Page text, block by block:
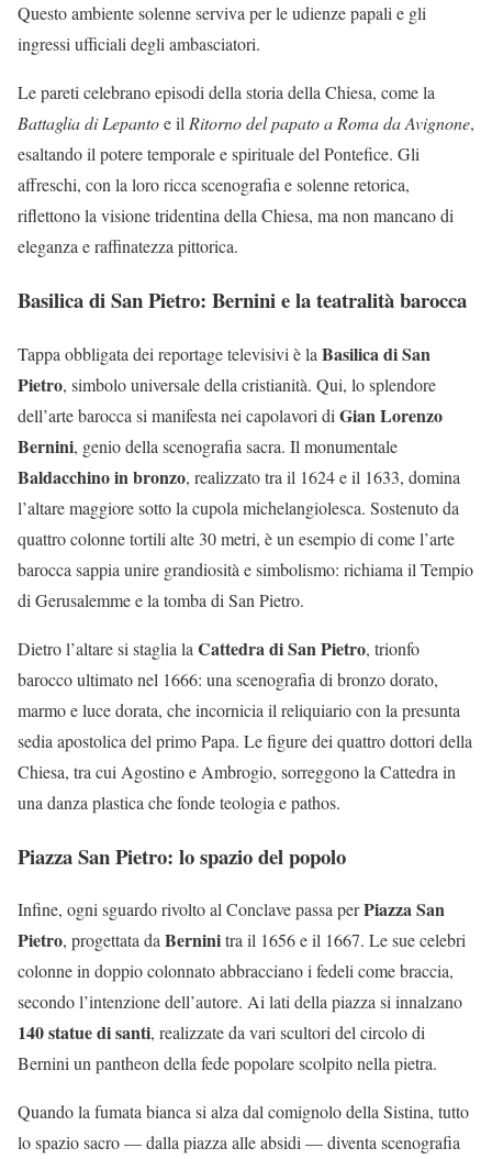
Questo ambiente solenne serviva per le udienze papali e gli
ingressi ufficiali degli ambasciatori.
Le pareti celebrano episodi della storia della Chiesa, come la
Battaglia di Lepantoe ilRitorno del papato a Roma da Avignone,
esaltando il potere temporale e spirituale del Pontefice. Gli
affreschi, con la loro ricca scenografia e solenne retorica,
riflettono la visione tridentina della Chiesa, ma non mancano di
eleganza e raffinatezza pittorica.
Basilica di San Pietro: Bernini e la teatralità barocca
Tappa obbligata dei reportage televisivi è la Basilica di San
Pietro, simbolo universale della cristianità. Qui, lo splendore
dell’arte barocca si manifesta nei capolavori di Gian Lorenzo
Bernini, genio della scenografia sacra. Il monumentale
Baldacchino in bronzo, realizzato tra il 1624 e il 1633, domina
l’altare maggiore sotto la cupola michelangiolesca. Sostenuto da
quattro colonne tortili alte 30 metri, è un esempio di come l’arte
barocca sappia unire grandiosità e simbolismo: richiama il Tempio
di Gerusalemme e la tomba di San Pietro.
Dietro l’altare si staglia la Cattedra di San Pietro, trionfo
barocco ultimato nel 1666: una scenografia di bronzo dorato,
marmo e luce dorata, che incornicia il reliquiario con la presunta
sedia apostolica del primo Papa. Le figure dei quattro dottori della
Chiesa, tra cui Agostino e Ambrogio, sorreggono la Cattedra in
una danza plastica che fonde teologia e pathos.
Piazza San Pietro: lo spazio del popolo
Infine, ogni sguardo rivolto al Conclave passa perPiazza San
Pietro, progettata daBerninitra il 1656 e il 1667. Le sue celebri
colonne in doppio colonnato abbracciano i fedeli come braccia,
secondo l’intenzione dell’autore. Ai lati della piazza si innalzano
140 statue di santi, realizzate da vari scultori del circolo di
Bernini un pantheon della fede popolare scolpito nella pietra.
Quando la fumata bianca si alza dal comignolo della Sistina, tutto
lo spazio sacro — dalla piazza alle absidi — diventa scenografia